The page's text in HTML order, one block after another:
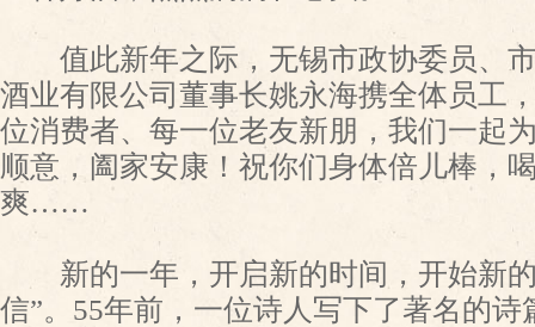
值此新年之际，无锡市政协委员、市
酒业有限公司董事长姚永海携全体员工
位消费者、每一位老友新朋，我们一起
顺意，阖家安康！祝你们身体倍儿棒，
爽……
新的一年，开启新的时间，开始新的
信”。55年前，一位诗人写下了著名的